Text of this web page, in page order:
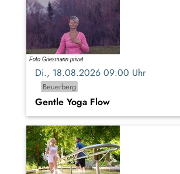
Di., 18.08.2026 09:00 Uhr
Beuerberg
Gentle Yoga Flow